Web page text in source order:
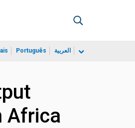
Português العربية
Africa